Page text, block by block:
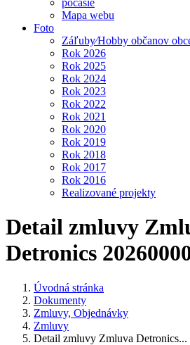
počasie
Mapa webu
Foto
Záľuby⁄Hobby občanov
Rok 2026
Rok 2025
Rok 2024
Rok 2023
Rok 2022
Rok 2021
Rok 2020
Rok 2019
Rok 2018
Rok 2017
Rok 2016
Realizované projekty
Detail zmluvy
Detronics
Úvodná stránka
Dokumenty
Zmluvy, Objednávky
Zmluvy
Detail zmluvy Zmluva Detronics...